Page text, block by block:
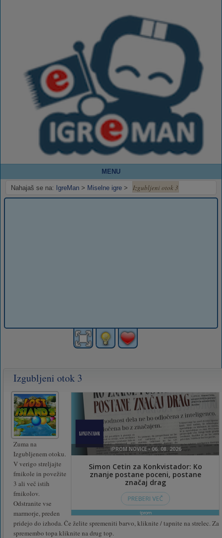
MENU
Nahajaš se na: IgreMan > Miselne igre > Izgubljeni otok 3
Izgubljeni otok 3
Zuma na
Izgubljenem otoku.
V verigo streljajte
frnikole in povežite
3 ali več istih
frnikolov.
Odstranite vse
marmorje, preden
pridejo do izhoda. Če želite spremeniti barvo, kliknite / tapnite na strelec. Za
spremembo topa kliknite na drug top.